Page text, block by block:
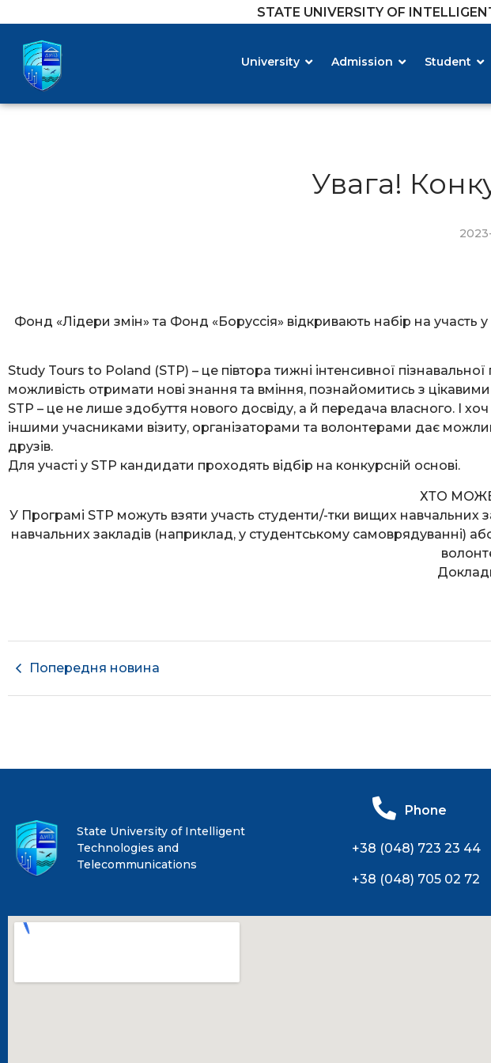
STATE UNIVERSITY OF
University Admission Student
Увага!
Фонд «Лідери змін» та Фонд «Боруссія» відкривають набір на
Study Tours to Poland (STP) – це півтора тижні інтенсивної
можливість отримати нові знання та вміння, познайомитись з
STP – це не лише здобуття нового досвіду, а й передача власного. І
іншими учасниками візиту, організаторами та волонтерами дає
друзів.
Для участі у STP кандидати проходять відбір на конкурсній основі.
ХТО МОЖЕ
У Програмі STP можуть взяти участь студенти/-тки вищих навчальних
навчальних закладів (наприклад, у студентському самоврядуванні)
Попередня новина
State University of Intelligent
Technologies and
Telecommunications
Phone
+38 (048) 723 23 44
+38 (048) 705 02 72